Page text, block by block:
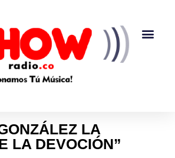
LA
LA DEVOCIÓN”